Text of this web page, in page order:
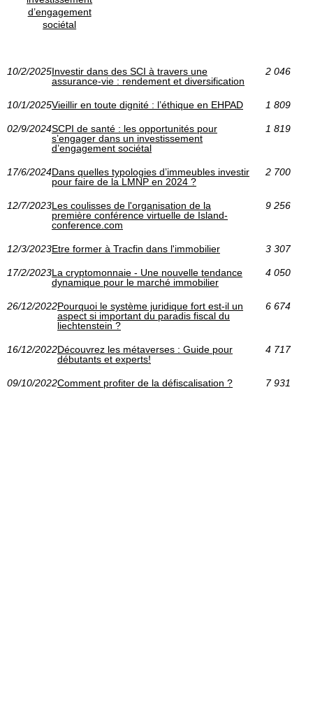
d’engagement
sociétal
10/2/2025Investir dans des SCI à travers une
assurance-vie : rendement et diversification
2 046
10/1/2025Vieillir en toute dignité : l’éthique en EHPAD 1 809
02/9/2024SCPI de santé : les opportunités pour
s’engager dans un investissement
d’engagement sociétal
1 819
17/6/2024Dans quelles typologies d’immeubles investir
pour faire de la LMNP en 2024 ?
2 700
12/7/2023Les coulisses de l'organisation de la
première conférence virtuelle de Island-
conference.com
9 256
12/3/2023Etre former à Tracfin dans l'immobilier 3 307
17/2/2023La cryptomonnaie - Une nouvelle tendance
dynamique pour le marché immobilier
4 050
26/12/2022Pourquoi le système juridique fort est-il un
aspect si important du paradis fiscal du
liechtenstein ?
6 674
16/12/2022Découvrez les métaverses : Guide pour
débutants et experts!
4 717
09/10/2022Comment profiter de la défiscalisation ? 7 931